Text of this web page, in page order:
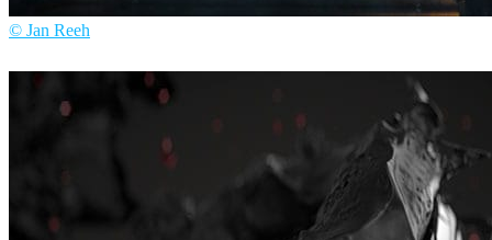
© Jan Reeh
Jan Reeh